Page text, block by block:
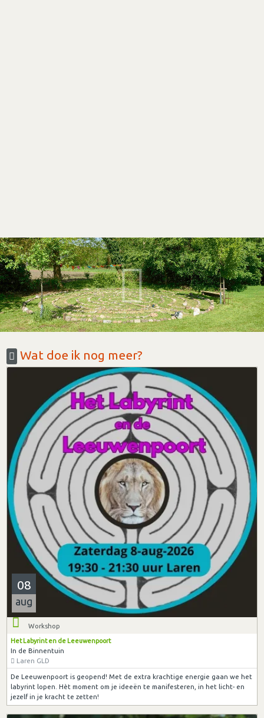
Wat doe ik nog meer?
08
aug
Workshop
Het Labyrint en de Leeuwenpoort
In de Binnentuin
Laren GLD
De Leeuwenpoort is geopend! Met de extra krachtige energie gaan we het
labyrint lopen. Hèt moment om je ideeën te manifesteren, in het licht- en
jezelf in je kracht te zetten!